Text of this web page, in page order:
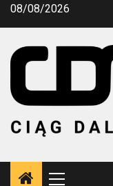
Przejdź
08/08/2026